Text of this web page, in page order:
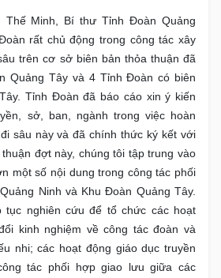
Minh, Bí thư Tỉnh Đoàn Quảng
rất chủ động trong công tác xây
trên cơ sở biên bản thỏa thuận đã
Quảng Tây và 4 Tỉnh Đoàn có biên
Tỉnh Đoàn đã báo cáo xin ý kiến
sở, ban, ngành trong việc hoàn
sâu này và đã chính thức ký kết với
đợt này, chúng tôi tập trung vào
một số nội dung trong công tác phối
Ninh và Khu Đoàn Quảng Tây.
tục nghiên cứu để tổ chức các hoạt
kinh nghiệm về công tác đoàn và
nhi; các hoạt động giáo dục truyền
tác phối hợp giao lưu giữa các